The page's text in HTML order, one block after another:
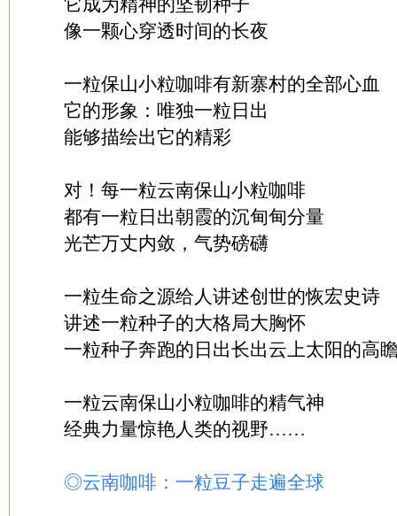
它成为精神的坚韧种子
像一颗心穿透时间的长夜
一粒保山小粒咖啡有新寨村的全部心血
它的形象：唯独一粒日出
能够描绘出它的精彩
对！每一粒云南保山小粒咖啡
都有一粒日出朝霞的沉甸甸分量
光芒万丈内敛，气势磅礴
一粒生命之源给人讲述创世的恢宏史诗
讲述一粒种子的大格局大胸怀
一粒种子奔跑的日出长出云上太阳的高
一粒云南保山小粒咖啡的精气神
经典力量惊艳人类的视野……
◎云南咖啡：一粒豆子走遍全球